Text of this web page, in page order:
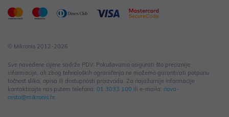
© Mikronis 2012-2026
Sve navedene cijene sadrže PDV. Pokušavamo osigurati što preciznije
informacije, ali zbog tehnoloških ograničenja ne možemo garantirati potpunu
točnost slika, opisa ili dostupnosti proizvoda. Za najažurnije informacije
kontaktirajte nas putem telefona: 01 3033 100 ili e-maila: nova-
cesta@mikronis.hr.